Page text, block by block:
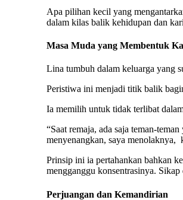
Apa pilihan kecil yang
dalam kilas balik kehidupan dan
Masa Muda yang Membentuk
Lina tumbuh dalam keluarga yang
Peristiwa ini menjadi titik balik
Ia memilih untuk tidak terlibat
“Saat remaja, ada saja teman-
menyenangkan, saya menolaknya,
Prinsip ini ia pertahankan bahkan
mengganggu konsentrasinya.
Perjuangan dan Kemandirian